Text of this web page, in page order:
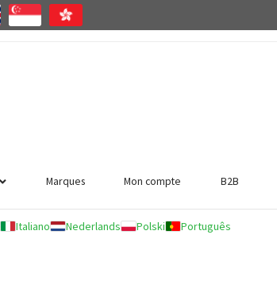
Marques Mon compte B2B
Italiano Nederlands Polski Português